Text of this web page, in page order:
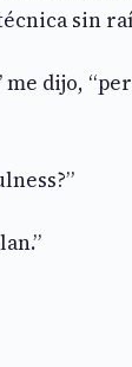
sin
dijo,